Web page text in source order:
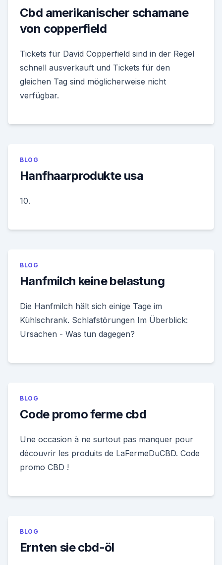
Cbd amerikanischer schamane
von copperfield
Tickets für David Copperfield sind in der Regel
schnell ausverkauft und Tickets für den
gleichen Tag sind möglicherweise nicht
verfügbar.
BLOG
Hanfhaarprodukte usa
10.
BLOG
Hanfmilch keine belastung
Die Hanfmilch hält sich einige Tage im
Kühlschrank. Schlafstörungen Im Überblick:
Ursachen - Was tun dagegen?
BLOG
Code promo ferme cbd
Une occasion à ne surtout pas manquer pour
découvrir les produits de LaFermeDuCBD. Code
promo CBD !
BLOG
Ernten sie cbd-öl